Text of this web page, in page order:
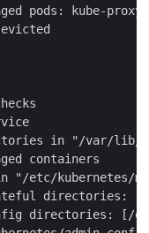
pods: kube-
in "/var/lib/
containers
"/etc/kubernetes/
directories:
directories: [/